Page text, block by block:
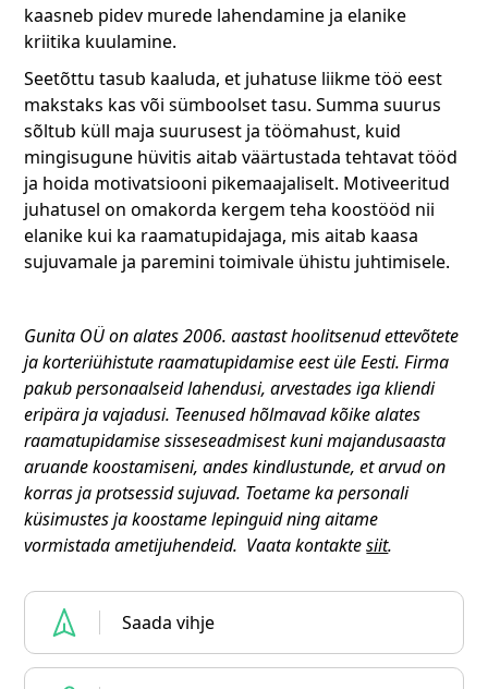
kaasneb pidev murede lahendamine ja elanike
kriitika kuulamine.
Seetõttu tasub kaaluda, et juhatuse liikme töö eest
makstaks kas või sümboolset tasu. Summa suurus
sõltub küll maja suurusest ja töömahust, kuid
mingisugune hüvitis aitab väärtustada tehtavat tööd
ja hoida motivatsiooni pikemaajaliselt. Motiveeritud
juhatusel on omakorda kergem teha koostööd nii
elanike kui ka raamatupidajaga, mis aitab kaasa
sujuvamale ja paremini toimivale ühistu juhtimisele.
Gunita OÜ on alates 2006. aastast hoolitsenud ettevõtete
ja korteriühistute raamatupidamise eest üle Eesti. Firma
pakub personaalseid lahendusi, arvestades iga kliendi
eripära ja vajadusi. Teenused hõlmavad kõike alates
raamatupidamise sisseseadmisest kuni majandusaasta
aruande koostamiseni, andes kindlustunde, et arvud on
korras ja protsessid sujuvad. Toetame ka personali
küsimustes ja koostame lepinguid ning aitame
vormistada ametijuhendeid. Vaata kontaktesiit.
Saada vihje